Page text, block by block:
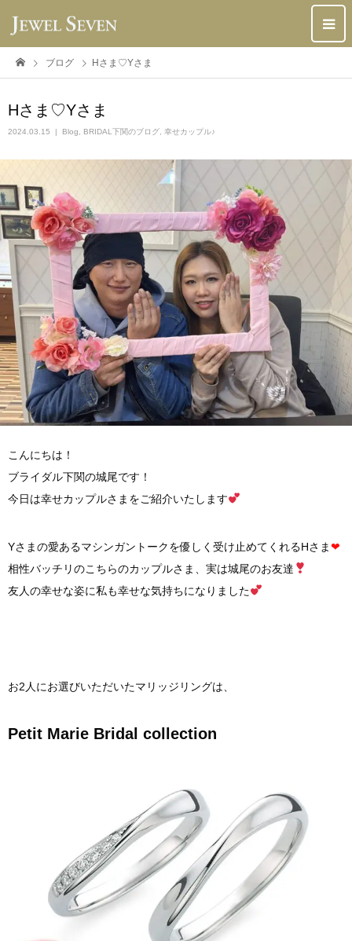
ブログ Hさま♡Yさま
Hさま♡Yさま
2024.03.15 Blog BRIDAL下関のブログ 幸せカップル♪
こんにちは！
ブライダル下関の城尾です！
今日は幸せカップルさまをご紹介いたします
Yさまの愛あるマシンガントークを優しく受け止めてくれるHさま❤︎
相性バッチリのこちらのカップルさま、実は城尾のお友達
友人の幸せな姿に私も幸せな気持ちになりました
お2人にお選びいただいたマリッジリングは、
Petit Marie Bridal collection